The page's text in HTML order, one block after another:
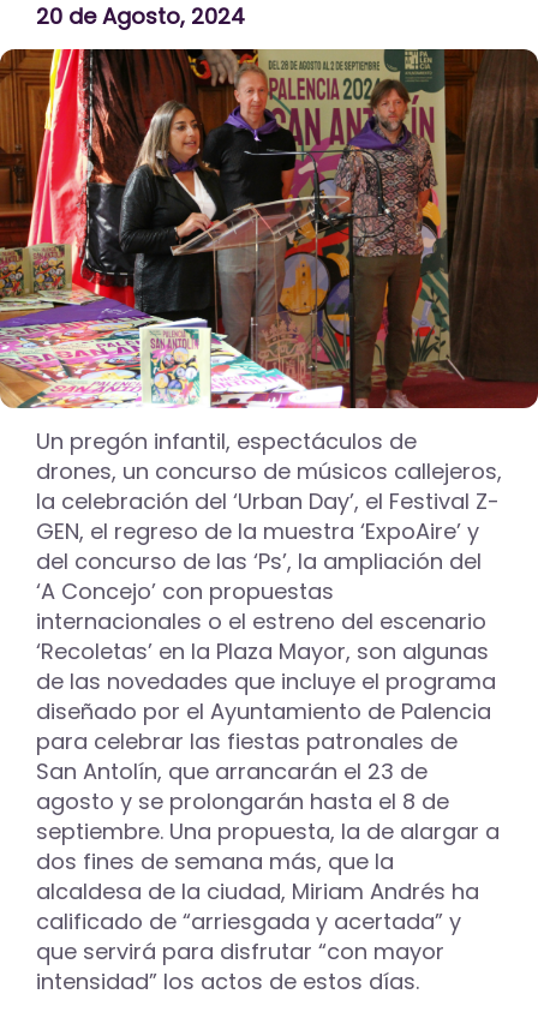
20 de Agosto, 2024
Un pregón infantil, espectáculos de
drones, un concurso de músicos callejeros,
la celebración del ‘Urban Day’, el Festival Z-
GEN, el regreso de la muestra ‘ExpoAire’ y
del concurso de las ‘Ps’, la ampliación del
‘A Concejo’ con propuestas
internacionales o el estreno del escenario
‘Recoletas’ en la Plaza Mayor, son algunas
de las novedades que incluye el programa
diseñado por el Ayuntamiento de Palencia
para celebrar las fiestas patronales de
San Antolín, que arrancarán el 23 de
agosto y se prolongarán hasta el 8 de
septiembre. Una propuesta, la de alargar a
dos fines de semana más, que la
alcaldesa de la ciudad, Miriam Andrés ha
calificado de “arriesgada y acertada” y
que servirá para disfrutar “con mayor
intensidad” los actos de estos días.